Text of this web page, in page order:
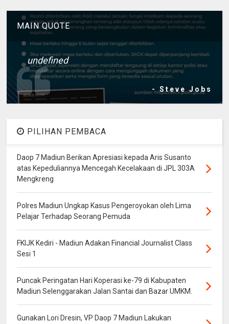
MAIN QUOTE
undefined
- Steve Jobs
PILIHAN PEMBACA
Daop 7 Madiun Berikan Apresiasi kepada Aris Susanto
atas Kepeduliannya Mencegah Kecelakaan di JPL 303A
Mengkreng
Polres Madiun Ungkap Kasus Pengeroyokan oleh Lima
Pelajar Terhadap Seorang Pemuda
FKIJK Kediri - Madiun Adakan Financial Journalist Class
Sesi 1
Puncak Peringatan Hari Koperasi ke-79 di Kabupaten
Madiun Selenggarakan Jalan Santai dan Bazar UMKM.
Gunakan Lori Dresin, VP Daop 7 Madiun Lakukan